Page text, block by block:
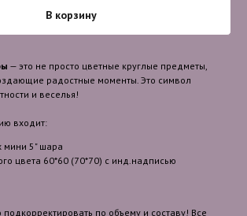
В корзину
— это не просто цветные круглые предметы,
радостные моменты. Это символ
и веселья!
входит:
мини 5" шара
цвета 60*60 (70*70) с инд.надписью
по объему и составу! Все